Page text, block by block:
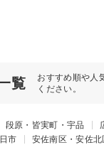
覧
おすすめ順や人
ください。
段原・皆実町・宇品
市
安佐南区・安佐北